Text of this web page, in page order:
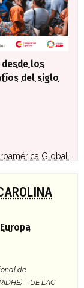
desde los
del siglo
Global..
de
– UE LAC